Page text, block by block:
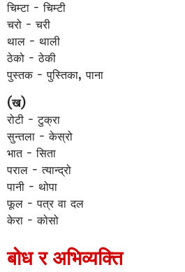
चिम्टा - चिम्टी
चरो - चरी
थाल - थाली
ठेको - ठेकी
पुस्तक - पुस्तिका, पाना
(ख)
रोटी - टुक्रा
सुन्तला - केस्रो
भात - सिता
पराल - त्यान्द्रो
पानी - थोपा
फूल - पत्र वा दल
केरा - कोसो
बोध र अभिव्यक्ति